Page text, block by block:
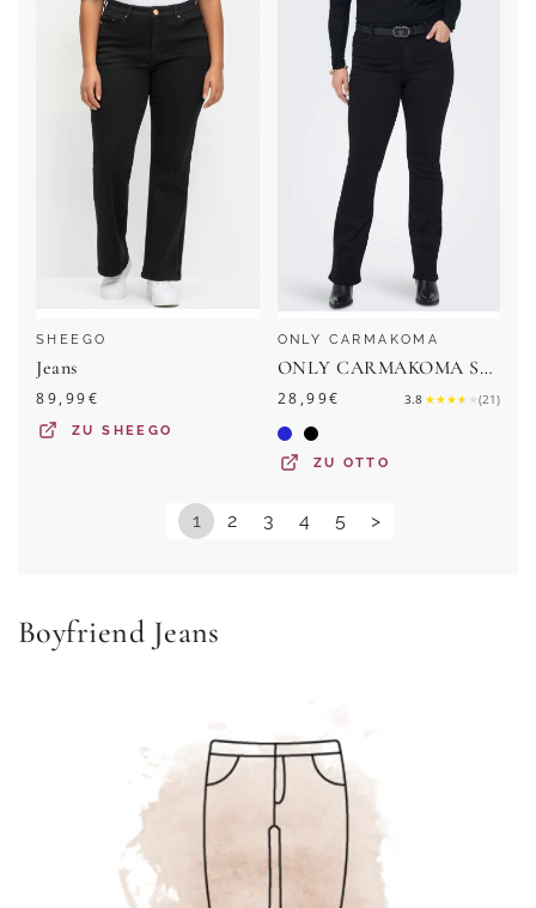
SHEEGO
Jeans
89,99€
ZUSHEEGO
ONLY CARMAKOMA
ONLY CARMAKOMA Schlagjeans CARSALLY
28,99€ 3.8 ★★★★ ★ (21)
ZU OTTO
1 2 3 4 5 >
Boyfriend Jeans